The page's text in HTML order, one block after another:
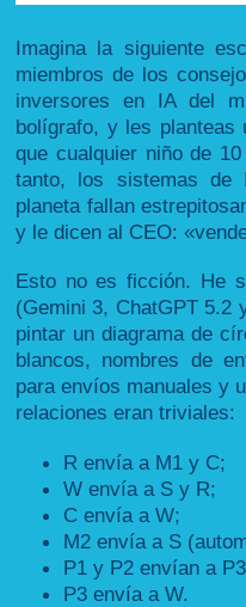
Imagina la siguiente
miembros de los
inversores en IA del
bolígrafo, y les planteas
que cualquier niño de
tanto, los sistemas de
planeta fallan
y le dicen al CEO:
Esto no es ficción. He
(Gemini 3, ChatGPT 5.2
pintar un diagrama de
blancos, nombres de
para envíos manuales y
relaciones eran triviales:
R envía a M1 y C;
W envía a S y R;
C envía a W;
M2 envía a S
P1 y P2 envían a
P3 envía a W.